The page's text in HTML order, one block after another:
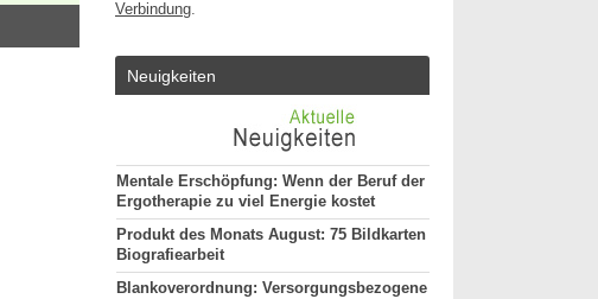
Verbindung.
Neuigkeiten
Mentale Erschöpfung: Wenn der Beruf der
Ergotherapie zu viel Energie kostet
Produkt des Monats August: 75 Bildkarten
Biografiearbeit
Blankoverordnung: Versorgungsbezogene